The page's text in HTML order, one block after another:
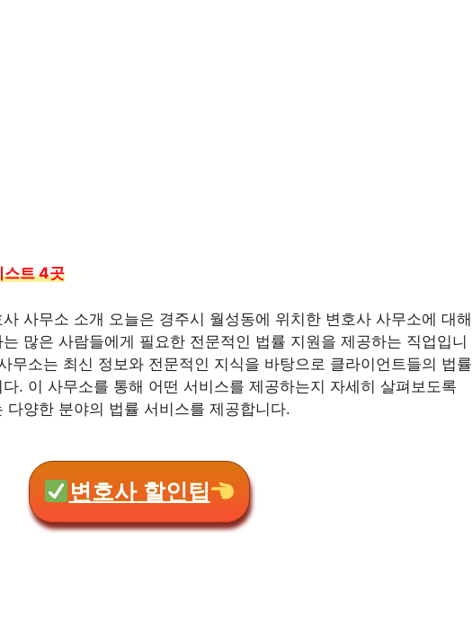
스트 4곳
사무소 소개 오늘은 경주시 월성동에 위치한 변호사 사무소에 대해
많은 사람들에게 필요한 전문적인 법률 지원을 제공하는 직업입니
무소는 최신 정보와 전문적인 지식을 바탕으로 클라이언트들의 법률
. 이 사무소를 통해 어떤 서비스를 제공하는지 자세히 살펴보도록
양한 분야의 법률 서비스를 제공합니다.
변호사 할인팁